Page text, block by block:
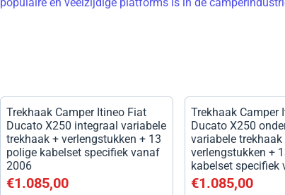
Trekhaak Camper Itineo Fiat
Ducato X250 integraal variabele
trekhaak + verlengstukken + 13
polige kabelset specifiek vanaf
2006
Prijs: 1 085,00, exclusief btw: 896,69
€1.085,00
Trekhaak Camper
Ducato X250
variabele trekhaak
verlengstukken +
kabelset specifiek
Prijs: 1 085,00,
€1.085,00